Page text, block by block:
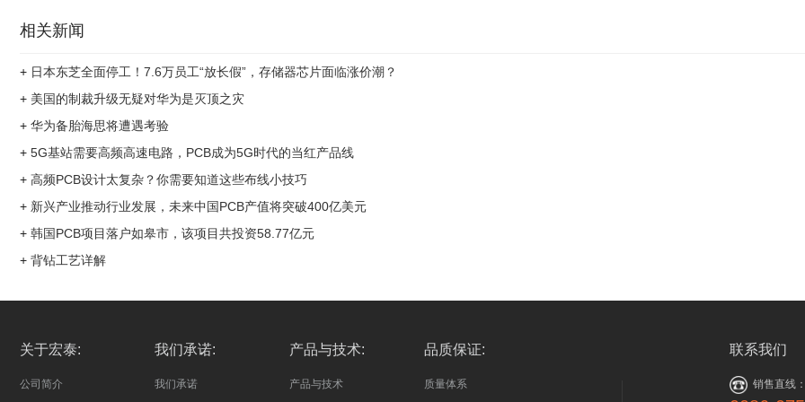
相关新闻
+ 日本东芝全面停工！7.6万员工“放长假”，存储器芯片面临涨价潮？
+ 美国的制裁升级无疑对华为是灭顶之灾
+ 华为备胎海思将遭遇考验
+ 5G基站需要高频高速电路，PCB成为5G时代的当红产品线
+ 高频PCB设计太复杂？你需要知道这些布线小技巧
+ 新兴产业推动行业发展，未来中国PCB产值将突破400亿美元
+ 韩国PCB项目落户如皋市，该项目共投资58.77亿元
+ 背钻工艺详解
关于宏泰:
公司简介
我们承诺:
我们承诺
产品与技术:
产品与技术
品质保证:
质量体系
联系我们
销售直线